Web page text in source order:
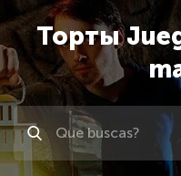
Торты
Поиск